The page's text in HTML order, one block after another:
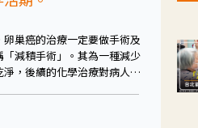
巢癌的治療一定要做手術及
減積手術」。其為一種減少
，後續的化學治療對病人就